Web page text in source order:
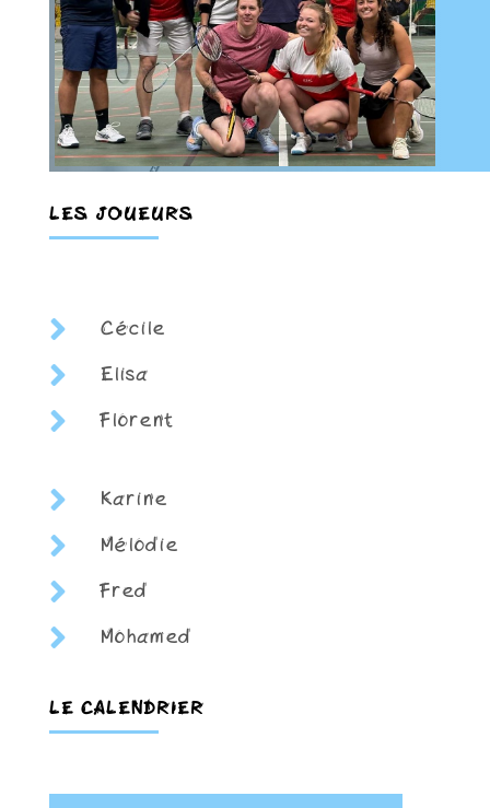
LES JOUEURS
 Cécile
 Elisa
 Florent
 Karine
 Mélodie
 Fred
 Mohamed
LE CALENDRIER